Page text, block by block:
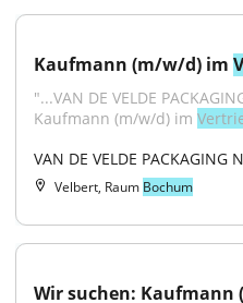
Kaufmann (m/w/d) im
"...VAN DE VELDE
Kaufmann (m/w/d) im
VAN DE VELDE PACKAGING
Velbert, Raum Bochum